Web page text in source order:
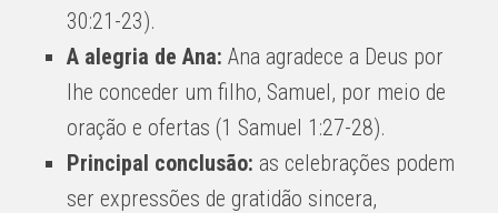
30:21-23).
A alegria de Ana: Ana agradece a Deus por
lhe conceder um filho, Samuel, por meio de
oração e ofertas (1 Samuel 1:27-28).
Principal conclusão: as celebrações podem
ser expressões de gratidão sincera,